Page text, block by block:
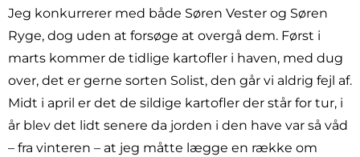
Jeg konkurrerer med både Søren Vester og Søren
Ryge, dog uden at forsøge at overgå dem. Først i
marts kommer de tidlige kartofler i haven, med dug
over, det er gerne sorten Solist, den går vi aldrig fejl af.
Midt i april er det de sildige kartofler der står for tur, i
år blev det lidt senere da jorden i den have var så våd
– fra vinteren – at jeg måtte lægge en række om